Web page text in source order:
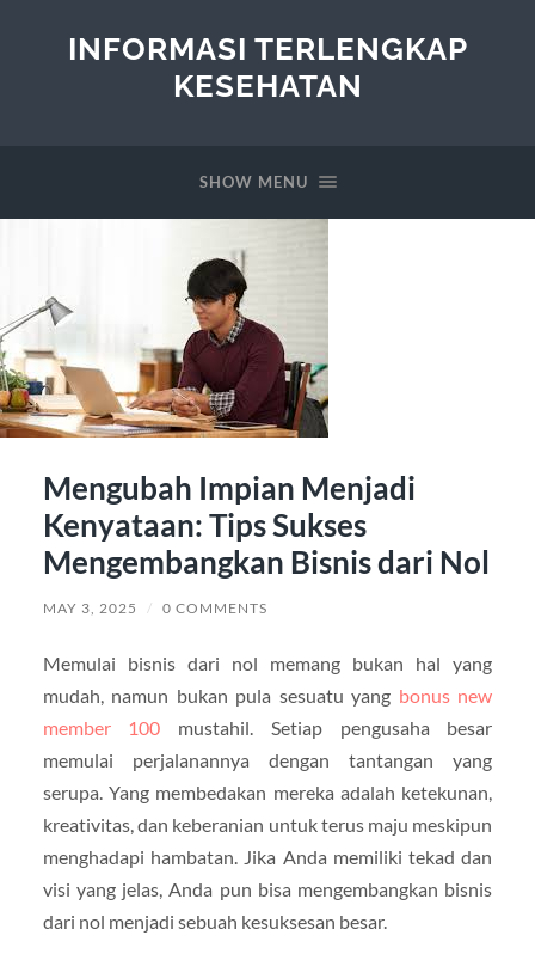
INFORMASI TERLENGKAP
KESEHATAN
SHOW MENU
Mengubah Impian Menjadi
Kenyataan: Tips Sukses
Mengembangkan Bisnis dari Nol
MAY 3, 2025 / 0 COMMENTS
Memulai bisnis dari nol memang bukan hal yang
mudah, namun bukan pula sesuatu yang bonus new
member 100 mustahil. Setiap pengusaha besar
memulai perjalanannya dengan tantangan yang
serupa. Yang membedakan mereka adalah ketekunan,
kreativitas, dan keberanian untuk terus maju meskipun
menghadapi hambatan. Jika Anda memiliki tekad dan
visi yang jelas, Anda pun bisa mengembangkan bisnis
dari nol menjadi sebuah kesuksesan besar.